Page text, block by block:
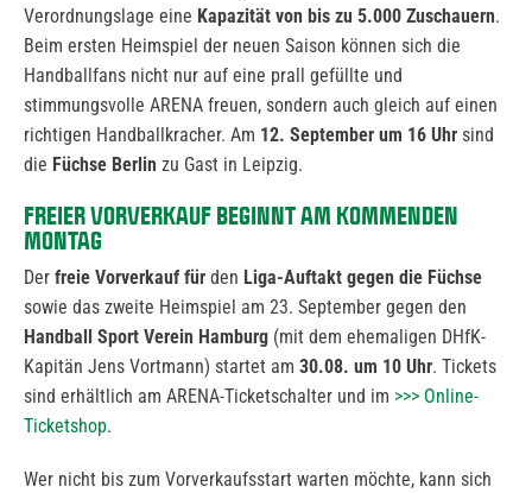
Verordnungslage eine Kapazität von bis zu 5.000 Zuschauern.
Beim ersten Heimspiel der neuen Saison können sich die
Handballfans nicht nur auf eine prall gefüllte und
stimmungsvolle ARENA freuen, sondern auch gleich auf einen
richtigen Handballkracher. Am 12. September um 16 Uhr sind
die Füchse Berlin zu Gast in Leipzig.
FREIER VORVERKAUF BEGINNT AM KOMMENDEN
MONTAG
Der freie Vorverkauf für den Liga-Auftakt gegen die Füchse
sowie das zweite Heimspiel am 23. September gegen den
Handball Sport Verein Hamburg (mit dem ehemaligen DHfK-
Kapitän Jens Vortmann) startet am 30.08. um 10 Uhr. Tickets
sind erhältlich am ARENA-Ticketschalter und im >>> Online-
Ticketshop.
Wer nicht bis zum Vorverkaufsstart warten möchte, kann sich